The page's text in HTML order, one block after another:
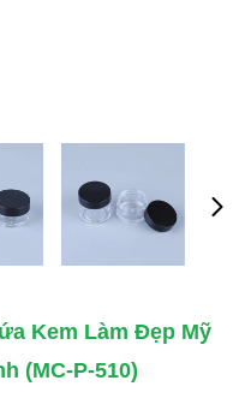
Kem Làm Đẹp Mỹ
(MC-P-510)